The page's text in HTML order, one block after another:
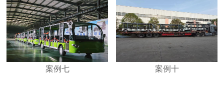
案例七 案例十